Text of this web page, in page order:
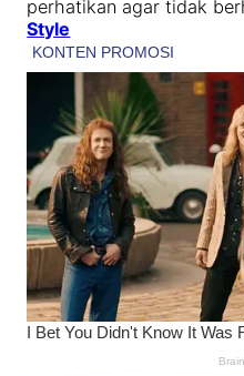
perhatikan agar tidak
Style